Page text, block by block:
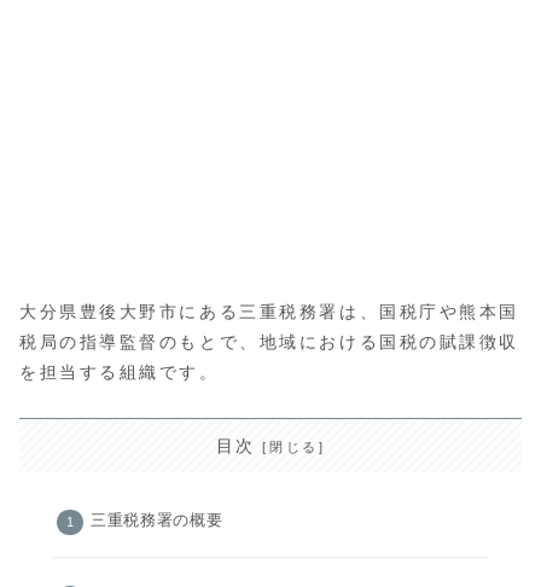
大分県豊後大野市にある三重税務署は、国税庁や熊本国
税局の指導監督のもとで、地域における国税の賦課徴収
を担当する組織です。
目次
三重税務署の概要